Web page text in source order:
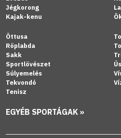
Jégkorong
Kajak-kenu
Öttusa
Röplabda
Sakk
Sportlövészet
Súlyemelés
Tekvondó
Tenisz
EGYÉB SPORTÁGAK »